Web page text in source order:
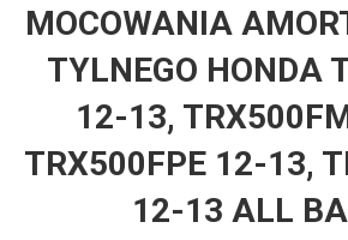
MOCOWANIA
TYLNEGO HONDA
12-13,
TRX500FPE 12-13,
12-13 ALL